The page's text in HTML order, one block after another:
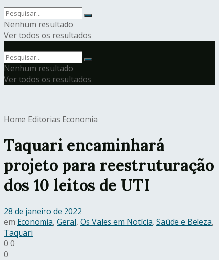
Nenhum resultado
Ver todos os resultados
Nenhum resultado
Ver todos os resultados
Home Editorias Economia
Taquari encaminhará
projeto para reestruturação
dos 10 leitos de UTI
28 de janeiro de 2022
em Economia, Geral, Os Vales em Notícia, Saúde e Beleza,
Taquari
0 0
0